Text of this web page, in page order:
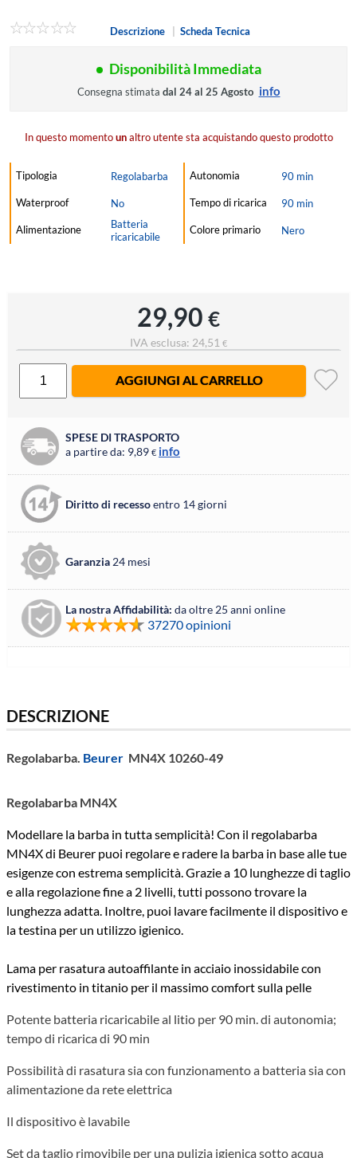
Descrizione Scheda Tecnica
Disponibilità Immediata
Consegna stimata dal 24 al 25 Agosto info
In questo momentounaltro utente sta acquistando questo prodotto
Tipologia Regolabarba
Waterproof No
Alimentazione
Batteria
ricaricabile
Autonomia 90 min
Tempo di ricarica 90 min
Colore primario Nero
29,90 €
IVA esclusa: 24,51 €
AGGIUNGI AL CARRELLO
SPESE DI TRASPORTO
a partire da: 9,89 € info
Diritto di recessoentro 14 giorni
Garanzia 24 mesi
La nostra Affidabilità: da oltre 25 anni online
37270 opinioni
DESCRIZIONE
Regolabarba. Beurer MN4X 10260-49
Regolabarba MN4X
Modellare la barba in tutta semplicità! Con il regolabarba
MN4X di Beurer puoi regolare e radere la barba in base alle tue
esigenze con estrema semplicità. Grazie a 10 lunghezze di taglio
e alla regolazione fine a 2 livelli, tutti possono trovare la
lunghezza adatta. Inoltre, puoi lavare facilmente il dispositivo e
la testina per un utilizzo igienico.
Lama per rasatura autoaffilante in acciaio inossidabile con
rivestimento in titanio per il massimo comfort sulla pelle
Potente batteria ricaricabile al litio per 90 min. di autonomia;
tempo di ricarica di 90 min
Possibilità di rasatura sia con funzionamento a batteria sia con
alimentazione da rete elettrica
Il dispositivo è lavabile
Set da taglio rimovibile per una pulizia igienica sotto acqua